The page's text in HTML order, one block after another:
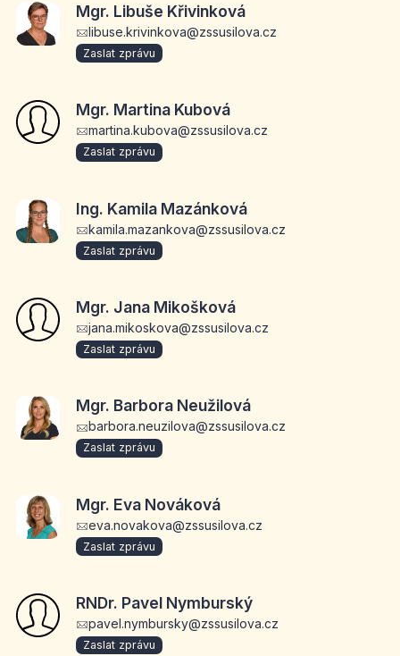
Mgr. Libuše Křivinková
libuse.krivinkova@zssusilova.cz
Zaslat zprávu
Mgr. Martina Kubová
martina.kubova@zssusilova.cz
Zaslat zprávu
Ing. Kamila Mazánková
kamila.mazankova@zssusilova.cz
Zaslat zprávu
Mgr. Jana Mikošková
jana.mikoskova@zssusilova.cz
Zaslat zprávu
Mgr. Barbora Neužilová
barbora.neuzilova@zssusilova.cz
Zaslat zprávu
Mgr. Eva Nováková
eva.novakova@zssusilova.cz
Zaslat zprávu
RNDr. Pavel Nymburský
pavel.nymbursky@zssusilova.cz
Zaslat zprávu